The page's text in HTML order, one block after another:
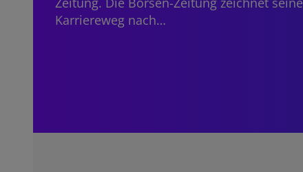
Karriereweg nach…